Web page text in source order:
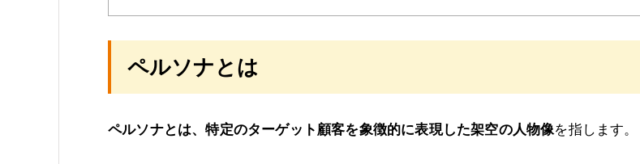
ペルソナとは
ペルソナとは、特定のターゲット顧客を象徴的に表現した架空の人物像を指します。